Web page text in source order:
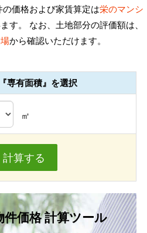
価格および家賃算定は栄のマンシ
す。 なお、土地部分の評価額は、
から確認いただけます。
専有面積』を選択
㎡
計算する
価格 計算ツール